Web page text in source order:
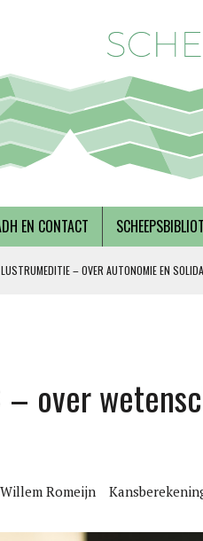
EN CONTACT
– OVER AUTONOMIE EN
MET PIETER BREGMAN
EN SOCIAAL ONDERNEMERSCHAP,
– over
Romeijn